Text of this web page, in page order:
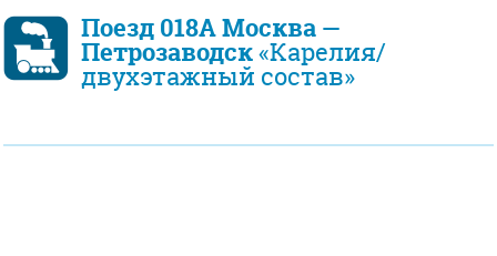
Поезд 018А Москва —
Петрозаводск«Карелия/
двухэтажный состав»